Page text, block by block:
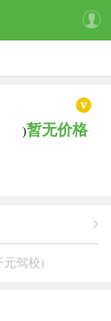
)暂无价格
元驾校)